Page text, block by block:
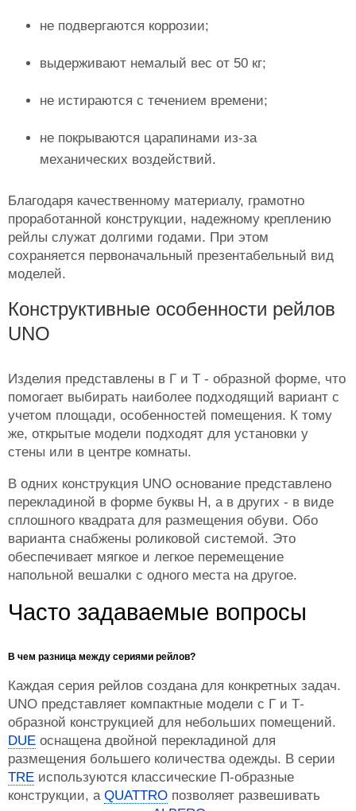
не подвергаются коррозии;
выдерживают немалый вес от 50 кг;
не истираются с течением времени;
не покрываются царапинами из-за
механических воздействий.
Благодаря качественному материалу, грамотно
проработанной конструкции, надежному креплению
рейлы служат долгими годами. При этом
сохраняется первоначальный презентабельный вид
моделей.
Конструктивные особенности рейлов
UNO
Изделия представлены в Г и Т - образной форме, что
помогает выбирать наиболее подходящий вариант с
учетом площади, особенностей помещения. К тому
же, открытые модели подходят для установки у
стены или в центре комнаты.
В одних конструкция UNO основание представлено
перекладиной в форме буквы Н, а в других - в виде
сплошного квадрата для размещения обуви. Обо
варианта снабжены роликовой системой. Это
обеспечивает мягкое и легкое перемещение
напольной вешалки с одного места на другое.
Часто задаваемые вопросы
В чем разница между сериями рейлов?
Каждая серия рейлов создана для конкретных задач.
UNO представляет компактные модели с Г и Т-
образной конструкцией для небольших помещений.
DUE оснащена двойной перекладиной для
размещения большего количества одежды. В серии
TRE используются классические П-образные
конструкции, а QUATTRO позволяет развешивать